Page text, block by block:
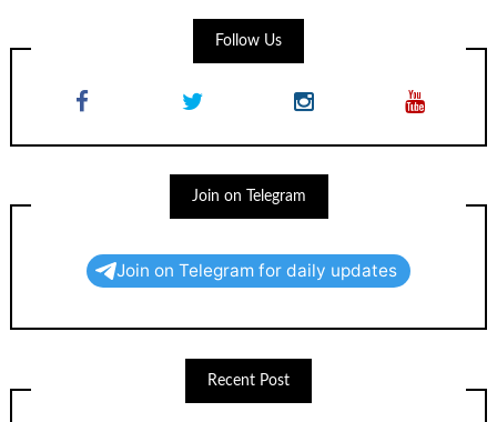
Follow Us
Join on Telegram
Join on Telegram for daily updates
Recent Post